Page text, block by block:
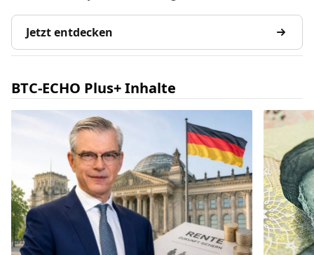
Jetzt entdecken
BTC-ECHO Plus+ Inhalte